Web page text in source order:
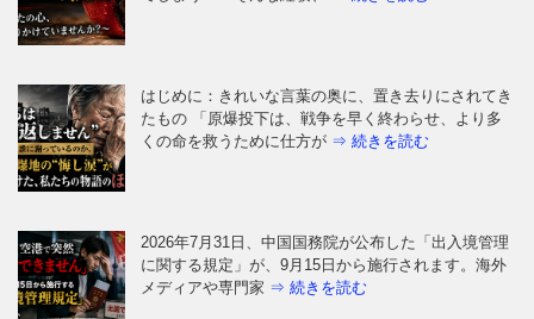
2026年7月31日、中国国務院が公布した「出入境管理
に関する規定」が、9月15日から施行されます。海外
はじめに:その「減税」、本当に喜んでいいのでしょ
うか スーパーのレジで合計金額を見て、思わず小さ